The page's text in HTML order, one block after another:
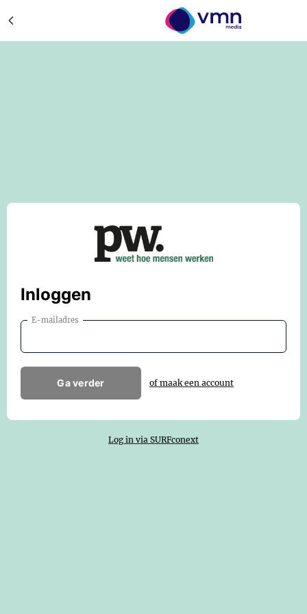
Inloggen
E-mailadres
Ga verder of maak een account
Log in via SURFconext